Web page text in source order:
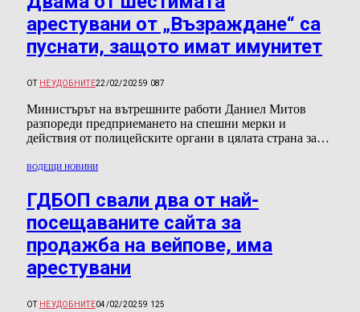
арестувани от „Възраждане“ са
пуснати, защото имат имунитет
ОТ НЕУДОБНИТЕ22/02/20259 087
Министърът на вътрешните работи Даниел Митов
разпореди предприемането на спешни мерки и
действия от полицейските органи в цялата страна за…
ВОДЕЩИ НОВИНИ
ГДБОП свали два от най-
посещаваните сайта за
продажба на вейпове, има
арестувани
ОТ НЕУДОБНИТЕ04/02/20259 125